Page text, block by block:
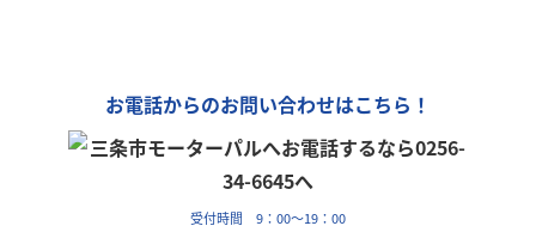
お電話からのお問い合わせはこちら！
受付時間 9：00～19：00